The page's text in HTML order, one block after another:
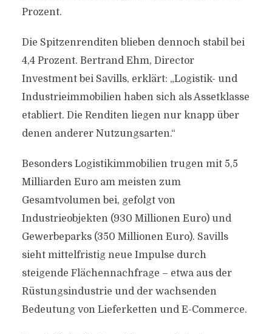
Prozent.
Die Spitzenrenditen blieben dennoch stabil bei
4,4 Prozent. Bertrand Ehm, Director
Investment bei Savills, erklärt: „Logistik- und
Industrieimmobilien haben sich als Assetklasse
etabliert. Die Renditen liegen nur knapp über
denen anderer Nutzungsarten.“
Besonders Logistikimmobilien trugen mit 5,5
Milliarden Euro am meisten zum
Gesamtvolumen bei, gefolgt von
Industrieobjekten (930 Millionen Euro) und
Gewerbeparks (350 Millionen Euro). Savills
sieht mittelfristig neue Impulse durch
steigende Flächennachfrage – etwa aus der
Rüstungsindustrie und der wachsenden
Bedeutung von Lieferketten und E-Commerce.